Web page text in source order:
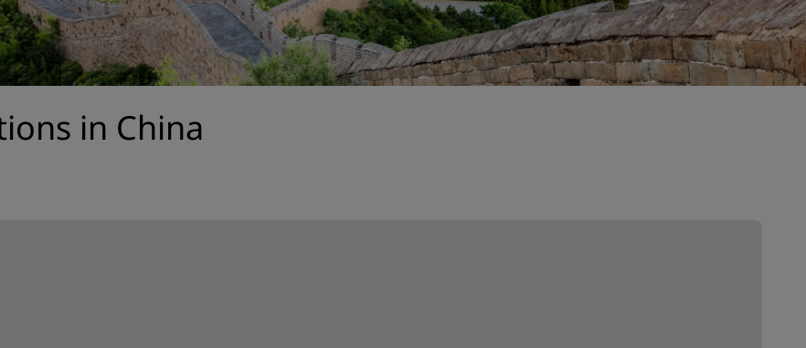
Einen Meetingraum buchen
Fordern Sie ein Angebot an
Veranstaltungsorte
Hochzeitslocations
Nachhaltige Aufenthalte
Aufenthalte für Sportteams
in China